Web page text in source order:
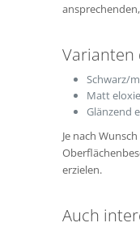
Varianten
Schwarz/
Matt
Glänzend
Je nach
erzielen.
Auch